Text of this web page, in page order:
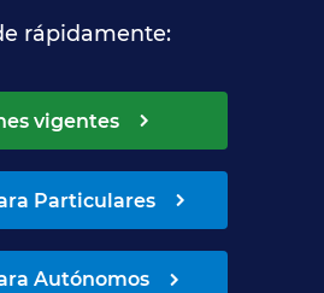
rápidamente:
vigentes
Particulares
Autónomos